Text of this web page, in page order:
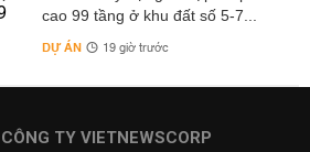
cao 99 tầng ở khu đất số 5-7...
DỰ ÁN 19 giờ trước
TY VIETNEWSCORP